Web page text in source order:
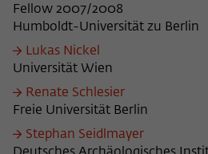
Fellow 2007/2008
Humboldt-Universität zu Berlin
Lukas Nickel
Universität Wien
Renate Schlesier
Freie Universität Berlin
Stephan Seidlmayer